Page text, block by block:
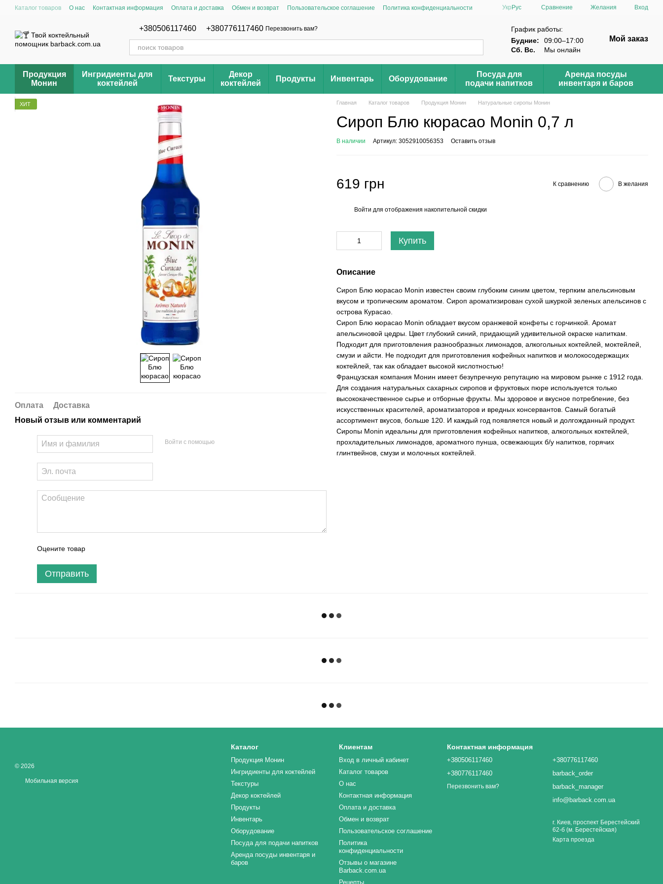
Перейти к основному контенту
Каталог товаров О нас Контактная информация Оплата и доставка Обмен и возврат Пользовательское соглашение
Политика конфиденциальности
Укр Рус Сравнение Желания Вход
+380506117460 +380776117460 Перезвонить вам?
График работы:
Будние:
09:00–17:00
Сб. Вс.
Мы онлайн
Мой заказ
Продукция
Монин
Ингридиенты для
коктейлей
Текстуры
Декор
коктейлей
Продукты Инвентарь Оборудование
Посуда для
подачи напитков
Аренда посуды
инвентаря и баров
ХИТ
Оплата
Доставка
Новый отзыв или комментарий
Войти с помощью
Оцените товар
Отправить
Главная Каталог товаров Продукция Монин Натуральные сиропы Монин
Сироп Блю кюрасао Monin 0,7 л
В наличии Артикул: 3052910056353 Оставить отзыв
619 грн К сравнению В желания
Войти для отображения накопительной скидки
Купить
Описание
Сироп Блю кюрасао Monin известен своим глубоким синим цветом, терпким апельсиновым
вкусом и тропическим ароматом. Сироп ароматизирован сухой шкуркой зеленых апельсинов с
острова Курасао.
Сироп Блю кюрасао Monin обладает вкусом оранжевой конфеты с горчинкой. Аромат
апельсиновой цедры. Цвет глубокий синий, придающий удивительной окраске напиткам.
Подходит для приготовления разнообразных лимонадов, алкогольных коктейлей, моктейлей,
смузи и айсти. Не подходит для приготовления кофейных напитков и молокосодержащих
коктейлей, так как обладает высокой кислотностью!
Французская компания Монин имеет безупречную репутацию на мировом рынке с 1912 года.
Для создания натуральных сахарных сиропов и фруктовых пюре используется только
высококачественное сырье и отборные фрукты. Мы здоровое и вкусное потребление, без
искусственных красителей, ароматизаторов и вредных консервантов. Самый богатый
ассортимент вкусов, больше 120. И каждый год появляется новый и долгожданный продукт.
Сиропы Monin идеальны для приготовления кофейных напитков, алкогольных коктейлей,
прохладительных лимонадов, ароматного пунша, освежающих б/у напитков, горячих
глинтвейнов, смузи и молочных коктейлей.
© 2026
Мобильная версия
Каталог
Продукция Монин
Ингридиенты для коктейлей
Текстуры
Декор коктейлей
Продукты
Инвентарь
Оборудование
Посуда для подачи напитков
Аренда посуды инвентаря и
баров
Клиентам
Вход в личный кабинет
Каталог товаров
О нас
Контактная информация
Оплата и доставка
Обмен и возврат
Пользовательское соглашение
Политика
конфиденциальности
Отзывы о магазине
Barback.com.ua
Рецепты
Контактная информация
+380506117460
+380776117460
Перезвонить вам?
+380776117460
barback_order
barback_manager
info@barback.com.ua
г. Киев, проспект Берестейский
62-б (м. Берестейская)
Карта проезда